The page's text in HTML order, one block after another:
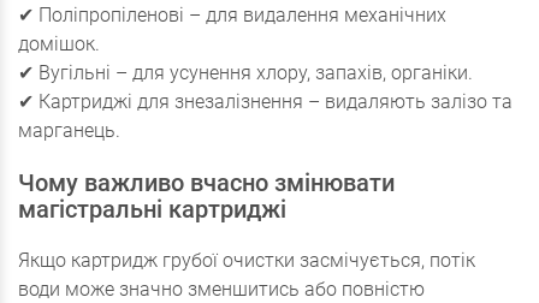
✔ Поліпропіленові – для видалення механічних
домішок.
✔ Вугільні – для усунення хлору, запахів, органіки.
✔ Картриджі для знезалізнення – видаляють залізо та
марганець.
Чому важливо вчасно змінювати
магістральні картриджі
Якщо картридж грубої очистки засмічується, потік
води може значно зменшитись або повністю